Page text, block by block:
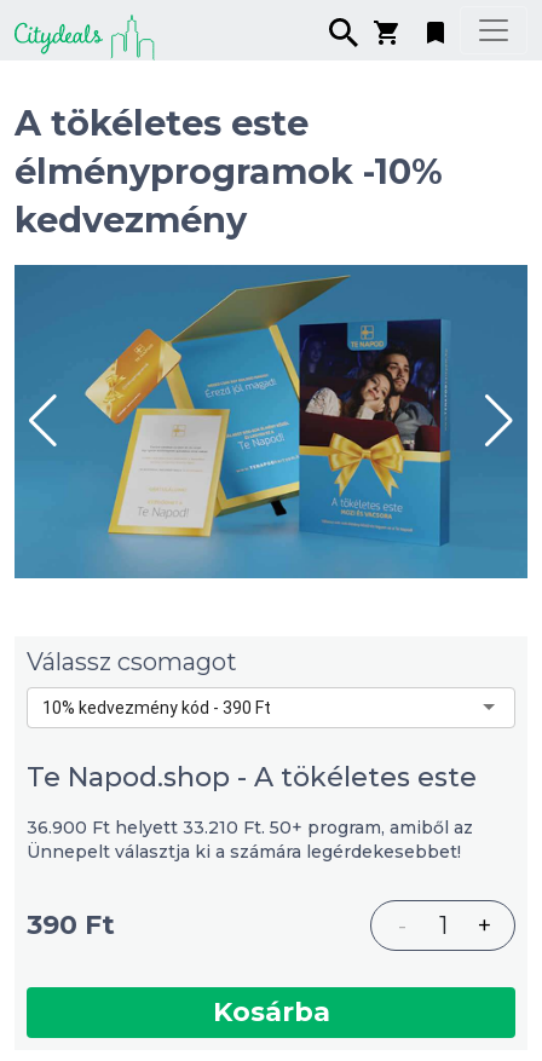
A tökéletes este
élményprogramok -10%
kedvezmény
Válassz csomagot
10% kedvezmény kód - 390 Ft
Te Napod.shop - A tökéletes este
36.900 Ft helyett 33.210 Ft. 50+ program, amiből az
Ünnepelt választja ki a számára legérdekesebbet!
390 Ft - 1 +
Kosárba